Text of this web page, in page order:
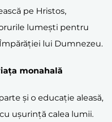
pe Hristos,
lumești pentru
lui Dumnezeu.
monahală
și o educație aleasă,
ușurință calea lumii.